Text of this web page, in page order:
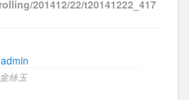
201412/22/t20141222_417
admin
金絲玉